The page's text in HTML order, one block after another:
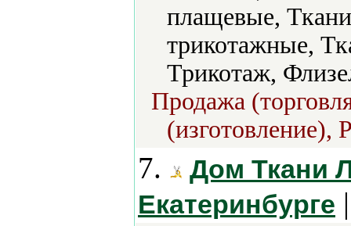
плащевые,
трикотажные,
Трикотаж,
Продажа
(изготовление),
7.
Дом Ткани
Екатеринбурге